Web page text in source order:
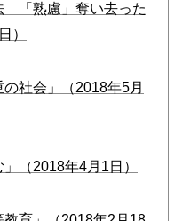
「熟慮」奪い去った
）
社会」（2018年5月
（2018年4月1日）